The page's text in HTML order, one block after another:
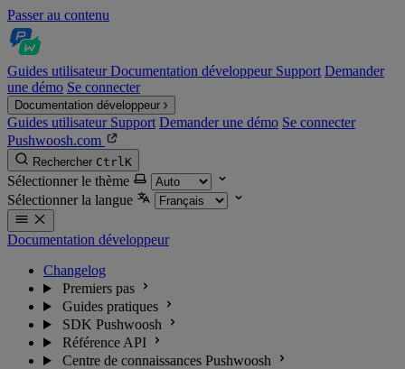
Passer au contenu
Guides utilisateurDocumentation développeur Support Demander
une démo Se connecter
Documentation développeur
Guides utilisateur Support Demander une démo Se connecter
Pushwoosh.com
Rechercher CtrlK
Sélectionner le thème
Sélectionner la langue
Documentation développeur
Changelog
Premiers pas
Guides pratiques
SDK Pushwoosh
Référence API
Centre de connaissances Pushwoosh